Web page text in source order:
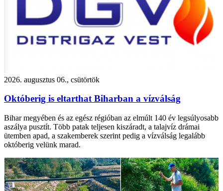
2026. augusztus 06., csütörtök
Októberig is eltarthat Biharban a vízválság
Bihar megyében és az egész régióban az elmúlt 140 év legsúlyosabb
aszálya pusztít. Több patak teljesen kiszáradt, a talajvíz drámai
ütemben apad, a szakemberek szerint pedig a vízválság legalább
októberig velünk marad.